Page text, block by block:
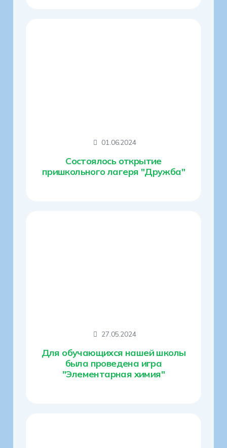
01.06.2024
Cостоялось открытие
пришкольного лагеря "Дружба"
27.05.2024
Для обучающихся нашей школы
была проведена игра
"Элементарная химия"